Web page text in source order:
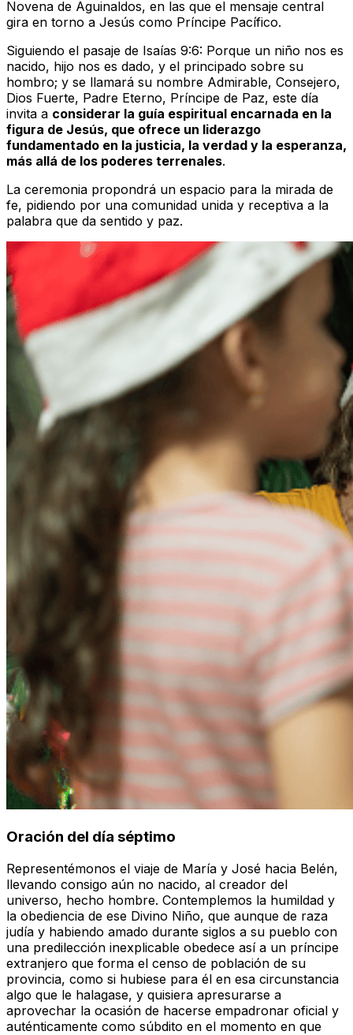
Novena de Aguinaldos, en las que el mensaje central
gira en torno a Jesús como Príncipe Pacífico.
Siguiendo el pasaje de Isaías 9:6: Porque un niño nos es
nacido, hijo nos es dado, y el principado sobre su
hombro; y se llamará su nombre Admirable, Consejero,
Dios Fuerte, Padre Eterno, Príncipe de Paz, este día
invita a considerar la guía espiritual encarnada en la
figura de Jesús, que ofrece un liderazgo
fundamentado en la justicia, la verdad y la esperanza,
más allá de los poderes terrenales.
La ceremonia propondrá un espacio para la mirada de
fe, pidiendo por una comunidad unida y receptiva a la
palabra que da sentido y paz.
Oración del día séptimo
Representémonos el viaje de María y José hacia Belén,
llevando consigo aún no nacido, al creador del
universo, hecho hombre. Contemplemos la humildad y
la obediencia de ese Divino Niño, que aunque de raza
judía y habiendo amado durante siglos a su pueblo con
una predilección inexplicable obedece así a un príncipe
extranjero que forma el censo de población de su
provincia, como si hubiese para él en esa circunstancia
algo que le halagase, y quisiera apresurarse a
aprovechar la ocasión de hacerse empadronar oficial y
auténticamente como súbdito en el momento en que